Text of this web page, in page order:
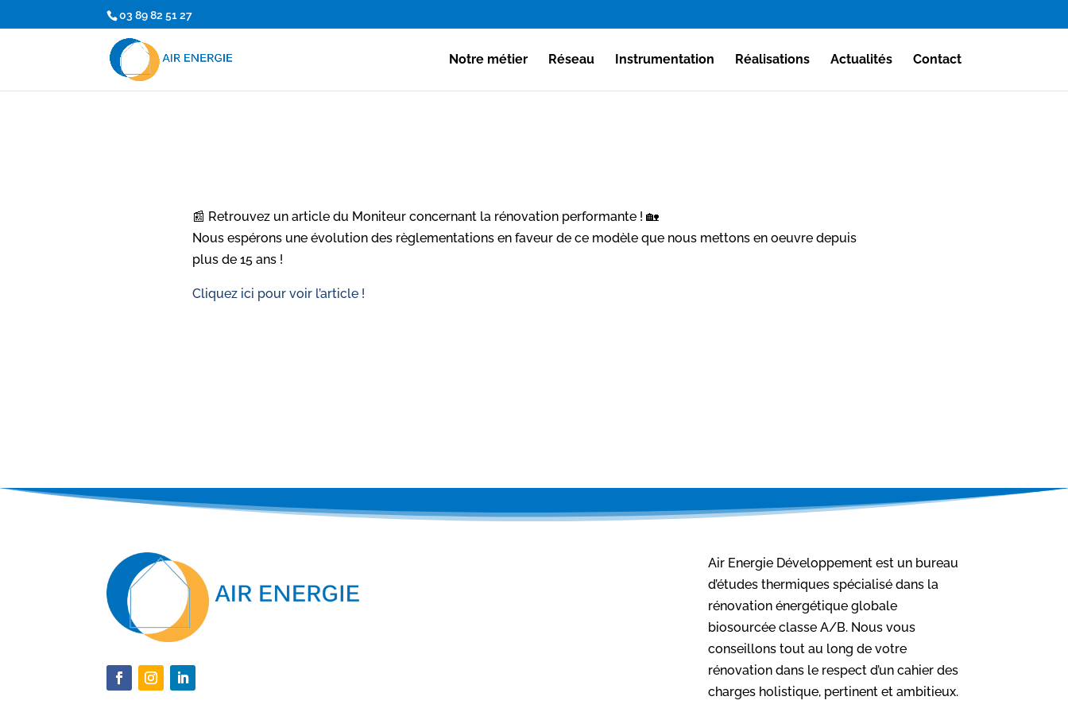
03 89 82 51 27
Notre métier Réseau Instrumentation Réalisations Actualités Contact
📰 Retrouvez un article du Moniteur concernant la rénovation performante ! 🏡
Nous espérons une évolution des règlementations en faveur de ce modèle que nous mettons en oeuvre depuis
plus de 15 ans !
Cliquez ici pour voir l’article !
Air Energie Développement est un bureau
d’études thermiques spécialisé dans la
rénovation énergétique globale
biosourcée classe A/B. Nous vous
conseillons tout au long de votre
rénovation dans le respect d’un cahier des
charges holistique, pertinent et ambitieux.